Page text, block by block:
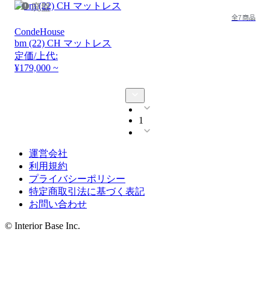
廃盤
全7商品
CondeHouse
bm (22) CH マットレス
定価/上代:
¥179,000 ~
1
運営会社
利用規約
プライバシーポリシー
特定商取引法に基づく表記
お問い合わせ
© Interior Base Inc.